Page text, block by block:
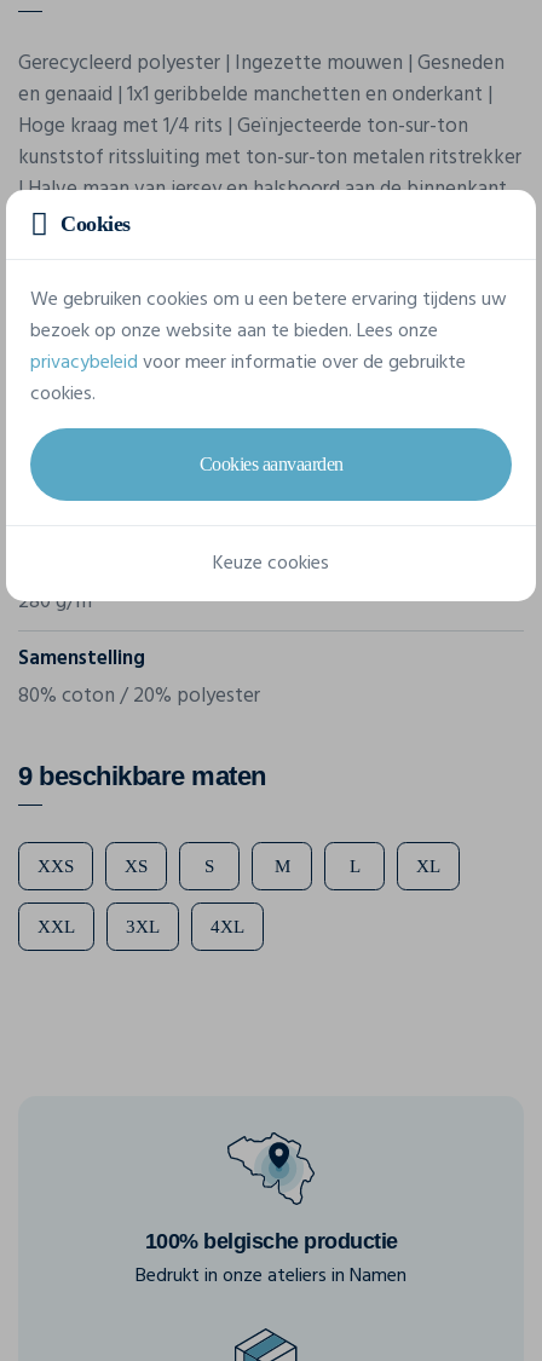
Gerecycleerd polyester | Ingezette mouwen | Gesneden
en genaaid | 1x1 geribbelde manchetten en onderkant |
Hoge kraag met 1/4 rits | Geïnjecteerde ton-sur-ton
kunststof ritssluiting met ton-sur-ton metalen ritstrekker
| Halve maan van jersey en halsboord aan de binnenkant
van de kraag
Eigenschappen
Merk
Sol's
Referentie
280 g/m²
Samenstelling
80% coton / 20% polyester
9 beschikbare maten
XXS XS S M L XL
XXL 3XL 4XL
100% belgische productie
Bedrukt in onze ateliers in Namen
Cookies
We gebruiken cookies om u een betere ervaring tijdens uw
bezoek op onze website aan te bieden. Lees onze
privacybeleidvoor meer informatie over de gebruikte
cookies.
Cookies aanvaarden
Keuze cookies